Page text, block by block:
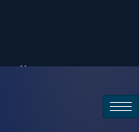
Call (888) 437-7747